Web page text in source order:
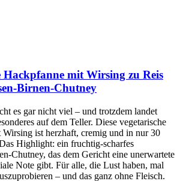
Hackpfanne mit Wirsing zu Reis
Birnen-Chutney
es gar nicht viel – und trotzdem landet
auf dem Teller. Diese vegetarische
ist herzhaft, cremig und in nur 30
Highlight: ein fruchtig-scharfes
Chutney, das dem Gericht eine unerwartete
Note gibt. Für alle, die Lust haben, mal
– und das ganz ohne Fleisch.